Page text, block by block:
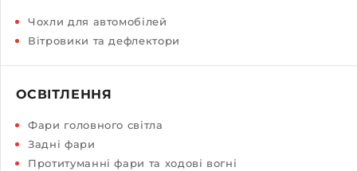
Чохли для автомобілей
Вітровики та дефлектори
ОСВІТЛЕННЯ
Фари головного світла
Задні фари
Протитуманні фари та ходові вогні